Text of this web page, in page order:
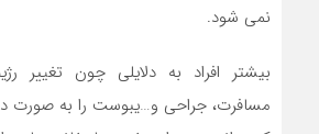
نمی شود.
بیشتر افراد به دلایلی چون تغییر
مسافرت، جراحی و…یبوست را به صورت